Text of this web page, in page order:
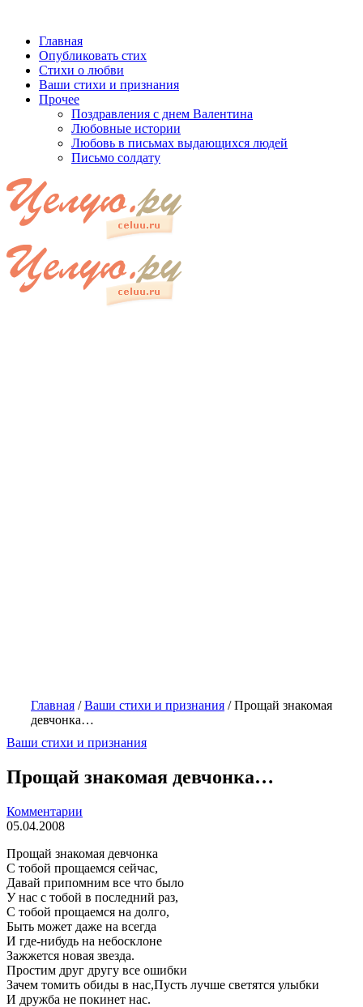
Главная
Опубликовать стих
Стихи о любви
Ваши стихи и признания
Прочее
Поздравления с днем Валентина
Любовные истории
Любовь в письмах выдающихся людей
Письмо солдату
Главная /Ваши стихи и признания /Прощай знакомая
девчонка…
Ваши стихи и признания
Прощай знакомая девчонка…
Комментарии
05.04.2008
Прощай знакомая девчонка
С тобой прощаемся сейчас,
Давай припомним все что было
У нас с тобой в последний раз,
С тобой прощаемся на долго,
Быть может даже на всегда
И где-нибудь на небосклоне
Зажжется новая звезда.
Простим друг другу все ошибки
Зачем томить обиды в нас,Пусть лучше светятся улыбки
И дружба не покинет нас.